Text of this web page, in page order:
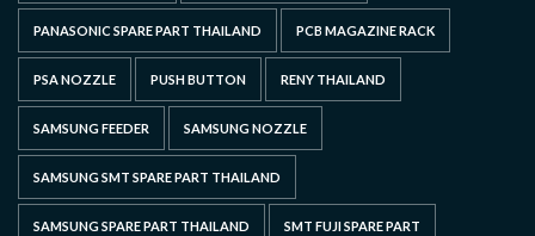
PANASONIC SPARE PART THAILAND PCB MAGAZINE RACK
PSA NOZZLE PUSH BUTTON RENY THAILAND
SAMSUNG FEEDER SAMSUNG NOZZLE
SAMSUNG SMT SPARE PART THAILAND
SAMSUNG SPARE PART THAILAND SMT FUJI SPARE PART